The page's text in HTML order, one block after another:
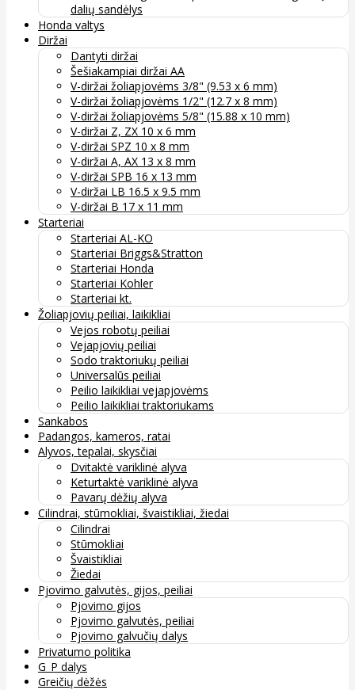
dalių sandėlys
Honda valtys
Diržai
Dantyti diržai
Šešiakampiai diržai AA
V-diržai žoliapjovėms 3/8" (9.53 x 6 mm)
V-diržai žoliapjovėms 1/2" (12.7 x 8 mm)
V-diržai žoliapjovėms 5/8" (15.88 x 10 mm)
V-diržai Z, ZX 10 x 6 mm
V-diržai SPZ 10 x 8 mm
V-diržai A, AX 13 x 8 mm
V-diržai SPB 16 x 13 mm
V-diržai LB 16.5 x 9.5 mm
V-diržai B 17 x 11 mm
Starteriai
Starteriai AL-KO
Starteriai Briggs&Stratton
Starteriai Honda
Starteriai Kohler
Starteriai kt.
Žoliapjovių peiliai, laikikliai
Vejos robotų peiliai
Vejapjovių peiliai
Sodo traktoriukų peiliai
Universalūs peiliai
Peilio laikikliai vejapjovėms
Peilio laikikliai traktoriukams
Sankabos
Padangos, kameros, ratai
Alyvos, tepalai, skysčiai
Dvitaktė variklinė alyva
Keturtaktė variklinė alyva
Pavarų dėžių alyva
Cilindrai, stūmokliai, švaistikliai, žiedai
Cilindrai
Stūmokliai
Švaistikliai
Žiedai
Pjovimo galvutės, gijos, peiliai
Pjovimo gijos
Pjovimo galvutės, peiliai
Pjovimo galvučių dalys
Privatumo politika
G_P dalys
Greičių dėžės